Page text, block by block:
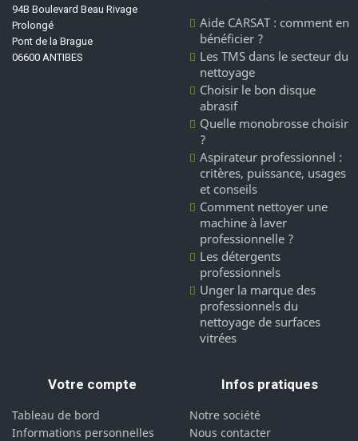
94B Boulevard Beau Rivage
Prolongé
Pont de la Brague
06600 ANTIBES
Aide CARSAT : comment en
bénéficier ?
Les TMS dans le secteur du
nettoyage
Choisir le bon disque
abrasif
Quelle monobrosse choisir
?
Aspirateur professionnel :
critères, puissance, usages
et conseils
Comment nettoyer une
machine à laver
professionnelle ?
Les détergents
professionnels
Unger la marque des
professionnels du
nettoyage de surfaces
vitrées
Votre compte
Tableau de bord
Informations personnelles
Infos pratiques
Notre société
Nous contacter